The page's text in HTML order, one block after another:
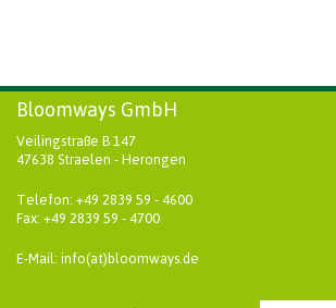
Bloomways GmbH
Veilingstraße B 147
47638 Straelen - Herongen
Telefon: +49 2839 59 - 4600
Fax: +49 2839 59 - 4700
E-Mail: info(at)bloomways.de